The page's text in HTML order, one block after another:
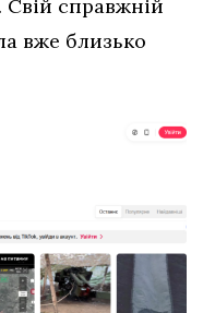
Свій справжній
вже близько